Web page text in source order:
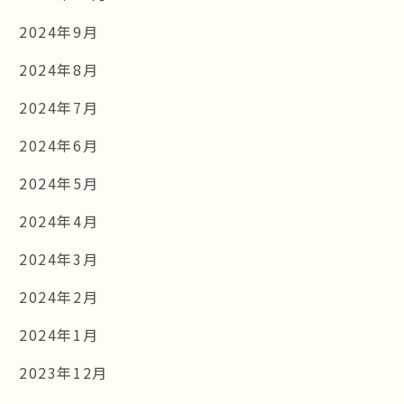
2024年9月
2024年8月
2024年7月
2024年6月
2024年5月
2024年4月
2024年3月
2024年2月
2024年1月
2023年12月